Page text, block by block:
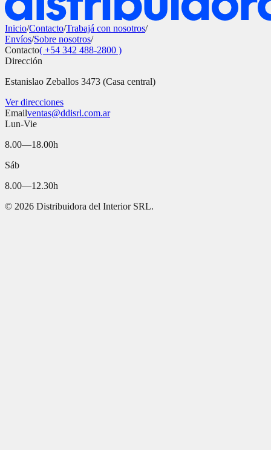
Inicio/Contacto/Trabajá con nosotros/
Envíos/Sobre nosotros/
Contacto( +54 342 488-2800 )
Dirección
Estanislao Zeballos 3473 (Casa central)
Ver direcciones
Emailventas@ddisrl.com.ar
Lun-Vie
8.00—18.00h
Sáb
8.00—12.30h
© 2026 Distribuidora del Interior SRL.